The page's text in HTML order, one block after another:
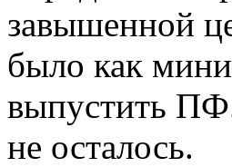
завышенной
было как
выпустить
не осталось.